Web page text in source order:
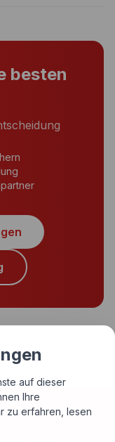
besten
auf dieser
Ihre
zu erfahren, lesen